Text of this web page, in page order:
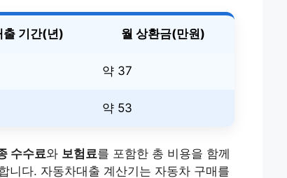
출 기간(년) 월 상환금(만원)
약 37
약 53
수수료와 보험료를 포함한 총 비용을 함께
니다. 자동차대출 계산기는 자동차 구매를